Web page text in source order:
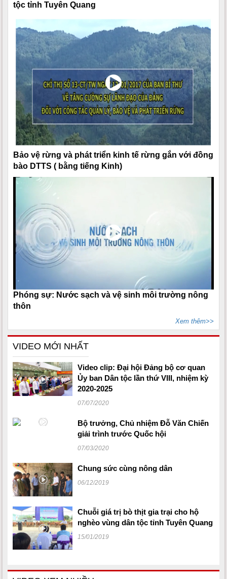
tộc tỉnh Tuyên Quang
Bảo vệ rừng và phát triển kinh tế rừng gắn với đồng
bào DTTS ( bằng tiếng Kinh)
Phóng sự: Nước sạch và vệ sinh môi trường nông
thôn
Xem thêm>>
VIDEO MỚI NHẤT
Video clip: Đại hội Đảng bộ cơ quan
Ủy ban Dân tộc lần thứ VIII, nhiệm kỳ
2020-2025
07/07/2020
Bộ trưởng, Chủ nhiệm Đỗ Văn Chiến
giải trình trước Quốc hội
07/03/2020
Chung sức cùng nông dân
06/12/2019
Chuỗi giá trị bò thịt gia trại cho hộ
nghèo vùng dân tộc tỉnh Tuyên Quang
15/01/2019